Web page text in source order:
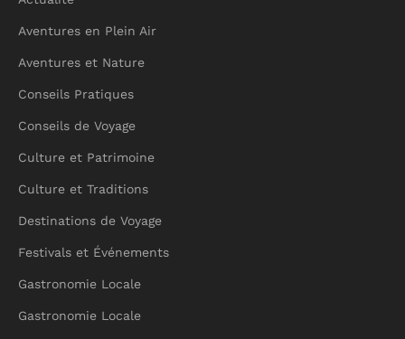
Aventures en Plein Air
Aventures et Nature
Conseils Pratiques
Conseils de Voyage
Culture et Patrimoine
Culture et Traditions
Destinations de Voyage
Festivals et Événements
Gastronomie Locale
Gastronomie Locale